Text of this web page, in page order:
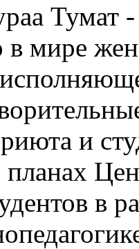
Тумат
в мире
и
в